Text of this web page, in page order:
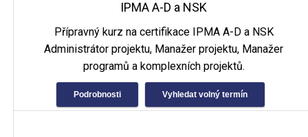
IPMA A-D a NSK
Přípravný kurz na certifikace IPMA A-D a NSK
Administrátor projektu, Manažer projektu, Manažer
programů a komplexních projektů.
Podrobnosti Vyhledat volný termín